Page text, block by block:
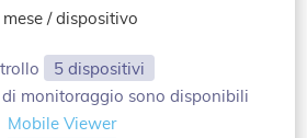
/ dispositivo
5 dispositivi
di monitoraggio sono disponibili
Mobile Viewer